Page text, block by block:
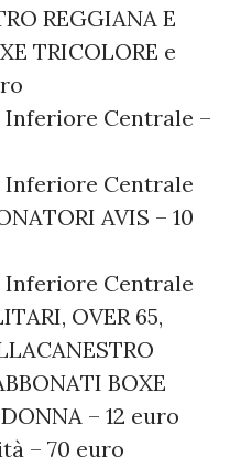
REGGIANA E
TRICOLORE e
Centrale –
Inferiore Centrale
AVIS – 10
Inferiore Centrale
OVER 65,
BOXE
– 12 euro
– 70 euro